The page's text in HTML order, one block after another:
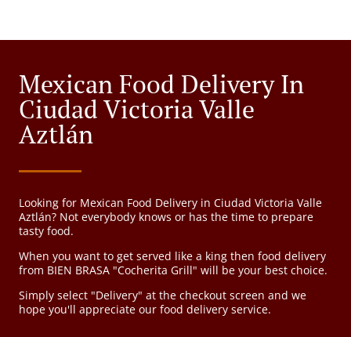
Mexican Food Delivery In
Ciudad Victoria Valle
Aztlán
Looking for Mexican Food Delivery in Ciudad Victoria Valle
Aztlán? Not everybody knows or has the time to prepare
tasty food.
When you want to get served like a king then food delivery
from BIEN BRASA "Cocherita Grill" will be your best choice.
Simply select "Delivery" at the checkout screen and we
hope you'll appreciate our food delivery service.